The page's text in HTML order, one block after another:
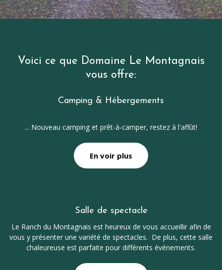
Voici ce que Domaine Le Montagnais
vous offre:
Camping & Hébergements
... Nouveau camping et prêt-à-camper, restez à l'affût!
En voir plus
Salle de spectacle
Le Ranch du Montagnais est heureux de vous accueillir afin de
vous y présenter une variété de spectacles. De plus, cette salle
chaleureuse est parfaite pour différents événements.